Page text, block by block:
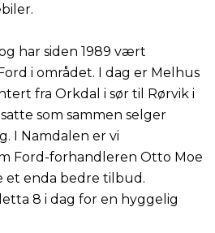
har siden 1989 vært
i området. I dag er Melhus
fra Orkdal i sør til Rørvik i
som sammen selger
I Namdalen er vi
Ford-forhandleren Otto Moe
et enda bedre tilbud.
8 i dag for en hyggelig